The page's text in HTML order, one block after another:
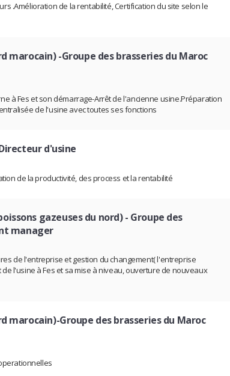
.Amélioration de la rentabilité, Certification du site selon le
marocain) -Groupe des brasseries du Maroc
à Fes et son démarrage-Arrêt de l'ancienne usine.Préparation
de l'usine avec toutes ses fonctions
d'usine
de la productivité, des process et la rentabilité
gazeuses du nord) - Groupe des
manager
de l'entreprise et gestion du changement( l'entreprise
l'usine à Fes et sa mise à niveau, ouverture de nouveaux
marocain)-Groupe des brasseries du Maroc